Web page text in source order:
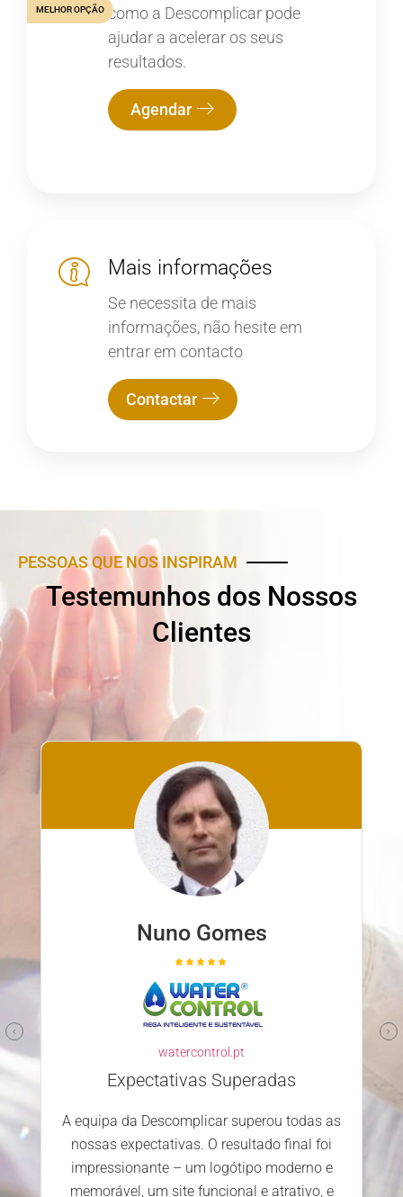
como a Descomplicar pode
ajudar a acelerar os seus
resultados.
Agendar
MELHOR OPÇÃO
Mais informações
Se necessita de mais
informações, não hesite em
entrar em contacto
Contactar
PESSOAS QUE NOS INSPIRAM
Testemunhos dos Nossos
Clientes
Nuno Gomes
watercontrol.pt
Expectativas Superadas
A equipa da Descomplicar superou todas as
nossas expectativas. O resultado final foi
impressionante – um logótipo moderno e
memorável, um site funcional e atrativo, e